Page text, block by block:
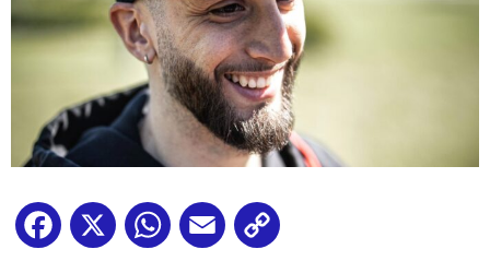
Facebook
X WhatsApp
Email